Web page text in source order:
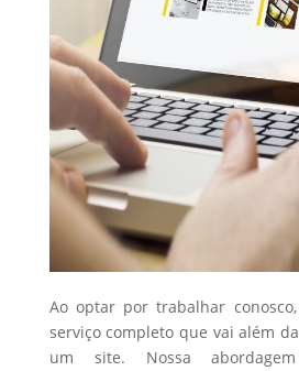
Ao optar por trabalhar
serviço completo que vai além
um site. Nossa